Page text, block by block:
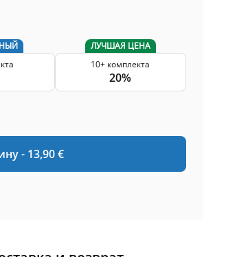
ЛУЧШАЯ ЦЕНА
10+ комплекта
20%
- 13,90 €